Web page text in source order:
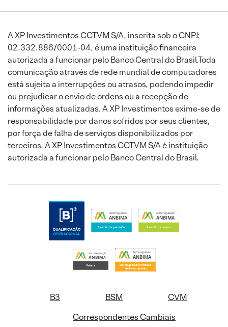
A XP Investimentos CCTVM S/A, inscrita sob o CNPJ:
02.332.886/0001-04, é uma instituição financeira
autorizada a funcionar pelo Banco Central do Brasil.Toda
comunicação através de rede mundial de computadores
está sujeita a interrupções ou atrasos, podendo impedir
ou prejudicar o envio de ordens ou a recepção de
informações atualizadas. A XP Investimentos exime-se de
responsabilidade por danos sofridos por seus clientes,
por força de falha de serviços disponibilizados por
terceiros. A XP Investimentos CCTVM S/A é instituição
autorizada a funcionar pelo Banco Central do Brasil.
B3 BSM
CVM
Correspondentes Cambiais